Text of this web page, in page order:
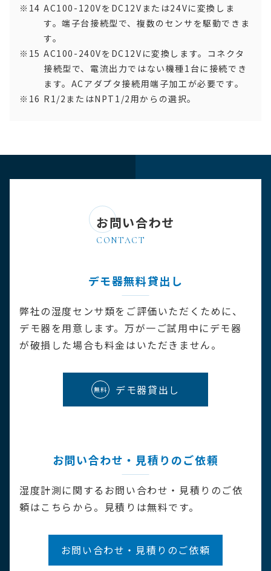
AC100-120VをDC12Vまたは24Vに変換しま
す。端子台接続型で、複数のセンサを駆動できま
す。
AC100-240VをDC12Vに変換します。コネクタ
接続型で、電流出力ではない機種1台に接続でき
ます。ACアダプタ接続用端子加工が必要です。
R1/2またはNPT1/2用からの選択。
お問い合わせ
デモ器無料貸出し
弊社の湿度センサ類をご評価いただくために、
デモ器を用意します。万が一ご試用中にデモ器
が破損した場合も料金はいただきません。
無料 デモ器貸出し
お問い合わせ・見積りのご依頼
湿度計測に関するお問い合わせ・見積りのご依
頼はこちらから。見積りは無料です。
お問い合わせ・見積りのご依頼